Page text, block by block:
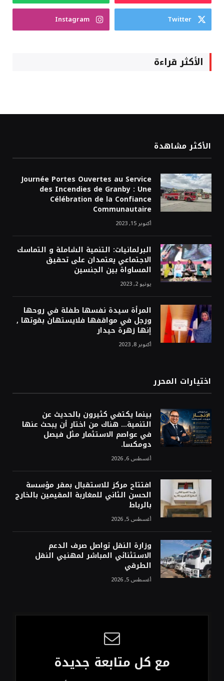
Twitter
Instagram
الأكثر قراءة
الأكثر مشاهدة
Journée Portes Ouvertes au Service
des Incendies de Granby : Une
Célébration de la Confiance
Communautaire
أكتوبر 15, 2023
البرلمانيات: التنمية الشاملة و التماسك
الاجتماعي يعتمدان على تحقيق
المساواة بين الجنسين
يونيو 2, 2023
المرأة سيدة نفسها طفلة في روحها
ورجل في مواقفها فلايستهان بقوتها ,
إنها زهرة حيدار
أكتوبر 8, 2023
اختيارات المحرر
بينما يكتفي كثيرون بالحديث عن
التنمية… هناك من اختار أن يبحث عنها
في عواصم الاستثمار مثل فيصل
دومكسا.
أغسطس 6, 2026
افتتاح مركز للاستقبال بمقر مؤسسة
الحسن الثاني للمغاربة المقيمين بالخارج
بالرباط
أغسطس 5, 2026
وزارة النقل تواصل صرف الدعم
الاستثنائي المباشر لمهنيي النقل
الطرقي
أغسطس 5, 2026
مع كل متابعة جديدة